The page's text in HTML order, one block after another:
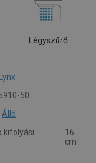
Légyszűrő
Lynx
50
Álló
kifolyási
16
cm